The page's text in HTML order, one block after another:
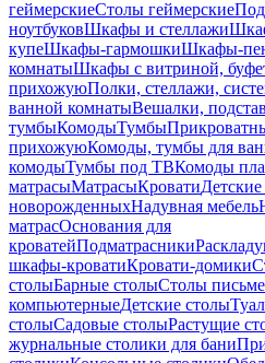
геймерскиеСтолы геймерские
ноутбуковШкафы и стеллажи
купеШкафы-гармошкиШкафы-
комнатыШкафы с витриной,
прихожуюПолки, стеллажи,
ванной комнатыВешалки,
тумбыКомодыТумбы
прихожуюКомоды, тумбы для
комодыТумбы под ТВКомоды
матрасыМатрасыКровати
новорожденныхНадувная мебель
матрасОснования для
кроватейПодматрасники
шкафы-кроватиКровати-домики
столыБарные столыСтолы
компьютерныеДетские столы
столыСадовые столыРастущие
журнальные столики для бани